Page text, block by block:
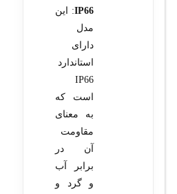
IP66: این
مدل
دارای
استاندارد
IP66
است که
به معنای
مقاومت
آن در
برابر آب
و گرد و